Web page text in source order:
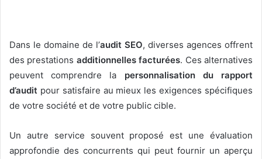
Dans le domaine de l’audit SEO, diverses agences offrent
des prestations additionnelles facturées. Ces alternatives
peuvent comprendre la personnalisation du rapport
d’audit pour satisfaire au mieux les exigences spécifiques
de votre société et de votre public cible.
Un autre service souvent proposé est une évaluation
approfondie des concurrents qui peut fournir un aperçu